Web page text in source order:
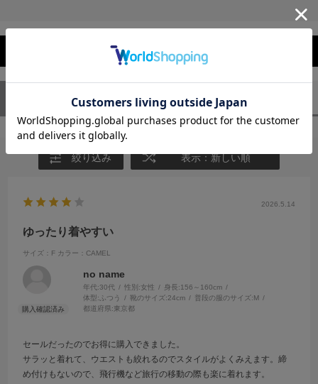
レビューを閉じる
ユーザーレビュー（1） スタッフレビュー
絞り込み 表示：新しい順
2026.5.14
ゆったり着やすい
サイズ：F カラー：CAMEL
no name
年代:30代 性別:女性 身長:156～160cm
体型: ふつう 靴のサイズ:24cm 普段の服のサイズ:M
都道府県:東京都
セールだったのでお得に購入できました。
サラッと着れて、ウエストも絞れるのでスタイルがよくみえます。締
め付けもないので、飛行機など旅行の移動の際も楽に着れます。